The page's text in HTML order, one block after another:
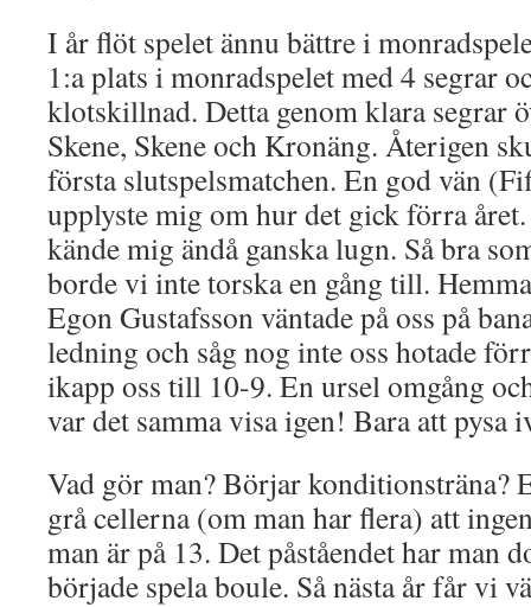
I år flöt spelet ännu bättre i
1:a plats i monradspelet med 4 segrar
klotskillnad. Detta genom klara segrar
Skene, Skene och Kronäng. Återigen
första slutspelsmatchen. En god vän
upplyste mig om hur det gick förra året.
kände mig ändå ganska lugn. Så bra
borde vi inte torska en gång till.
Egon Gustafsson väntade på oss på
ledning och såg nog inte oss hotade
ikapp oss till 10-9. En ursel omgång
var det samma visa igen! Bara att pysa
Vad gör man? Börjar konditionsträna?
grå cellerna (om man har flera) att
man är på 13. Det påståendet har man
började spela boule. Så nästa år får vi